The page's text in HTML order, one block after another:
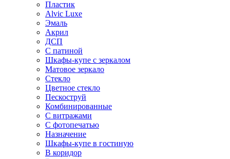
Пластик
Alvic Luxe
Эмаль
Акрил
ДСП
С патиной
Шкафы-купе с зеркалом
Матовое зеркало
Стекло
Цветное стекло
Пескоструй
Комбинированные
С витражами
С фотопечатью
Назначение
Шкафы-купе в гостиную
В коридор